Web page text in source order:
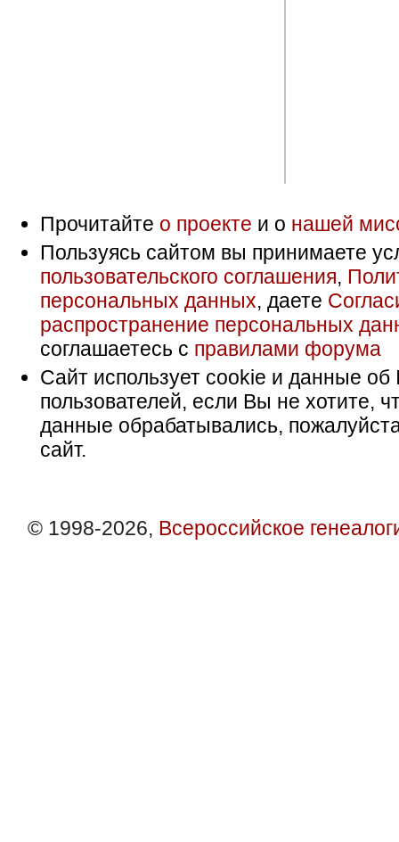
Прочитайте о проекте и о нашей
Пользуясь сайтом вы принимаете
пользовательского соглашения,
персональных данных, даете
распространение персональных
соглашаетесь с правилами форума
Сайт использует cookie и данные об
пользователей, если Вы не хотите,
данные обрабатывались,
сайт.
© 1998-2026, Всероссийское